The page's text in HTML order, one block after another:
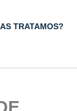
TRATAMOS?